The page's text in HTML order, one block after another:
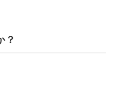
？